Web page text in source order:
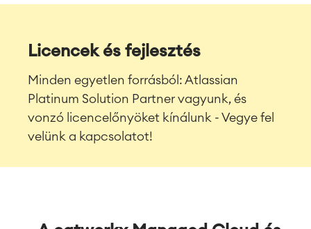
Licencek és fejlesztés
Minden egyetlen forrásból: Atlassian
Platinum Solution Partner vagyunk, és
vonzó licencelőnyöket kínálunk - Vegye fel
velünk a kapcsolatot!